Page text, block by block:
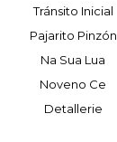
Tránsito Inicial
Pajarito Pinzón
Na Sua Lua
Noveno Ce
Detallerie